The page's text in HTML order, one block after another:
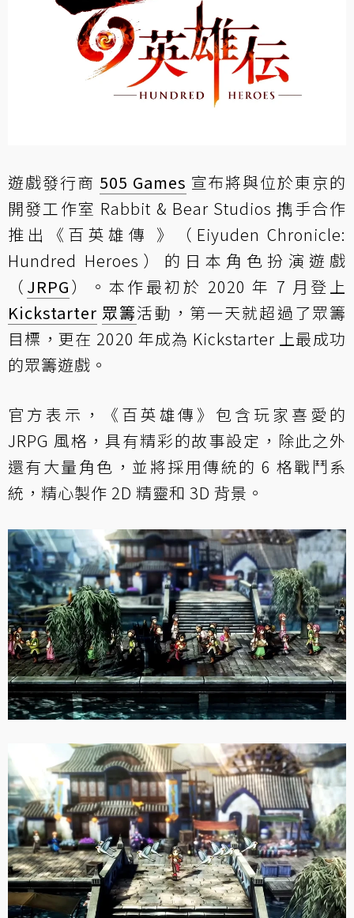
遊戲發行商 505 Games 宣布將與位於東京的
開發工作室 Rabbit & Bear Studios 擕手合作
推出《百英雄傳 》（Eiyuden Chronicle:
Hundred Heroes）的日本角色扮演遊戲
（ JRPG）。本作最初於 2020 年 7 月登上
Kickstarter 眾籌活動，第一天就超過了眾籌
目標，更在 2020 年成為 Kickstarter 上最成功
的眾籌遊戲。
官方表示，《百英雄傳》包含玩家喜愛的
JRPG 風格，具有精彩的故事設定，除此之外
還有大量角色，並將採用傳統的 6 格戰鬥系
統，精心製作 2D 精靈和 3D 背景。